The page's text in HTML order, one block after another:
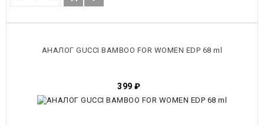
АНАЛОГ GUCCI BAMBOO FOR WOMEN EDP 68 ml
399 ₽